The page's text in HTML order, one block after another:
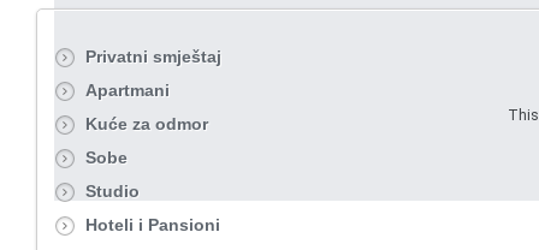
Privatni smještaj
Apartmani
Kuće za odmor
Sobe
Studio
Hoteli i Pansioni